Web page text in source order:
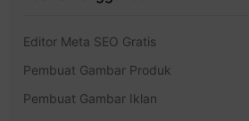
Editor Meta SEO Gratis
Pembuat Gambar Produk
Pembuat Gambar Iklan